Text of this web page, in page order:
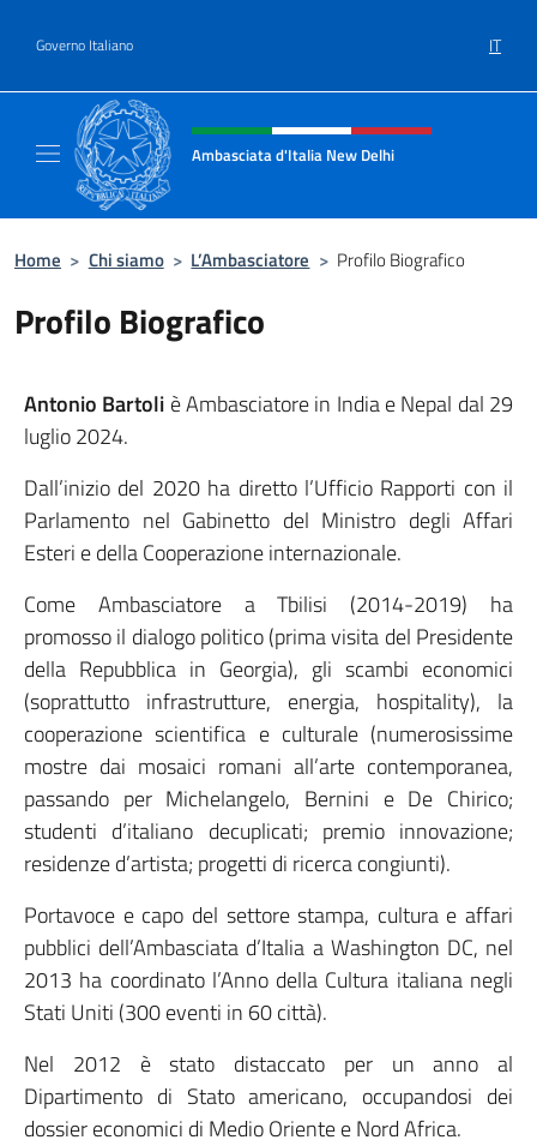
Governo Italiano IT
Intestazione sito, social e menù
Ambasciata d'Italia New Delhi
Home > Chi siamo > L’Ambasciatore > Profilo Biografico
Profilo Biografico
Antonio Bartoli è Ambasciatore in India e Nepal dal 29
luglio 2024.
Dall’inizio del 2020 ha diretto l’Ufficio Rapporti con il
Parlamento nel Gabinetto del Ministro degli Affari
Esteri e della Cooperazione internazionale.
Come Ambasciatore a Tbilisi (2014-2019) ha
promosso il dialogo politico (prima visita del Presidente
della Repubblica in Georgia), gli scambi economici
(soprattutto infrastrutture, energia, hospitality), la
cooperazione scientifica e culturale (numerosissime
mostre dai mosaici romani all’arte contemporanea,
passando per Michelangelo, Bernini e De Chirico;
studenti d’italiano decuplicati; premio innovazione;
residenze d’artista; progetti di ricerca congiunti).
Portavoce e capo del settore stampa, cultura e affari
pubblici dell’Ambasciata d’Italia a Washington DC, nel
2013 ha coordinato l’Anno della Cultura italiana negli
Stati Uniti (300 eventi in 60 città).
Nel 2012 è stato distaccato per un anno al
Dipartimento di Stato americano, occupandosi dei
dossier economici di Medio Oriente e Nord Africa.